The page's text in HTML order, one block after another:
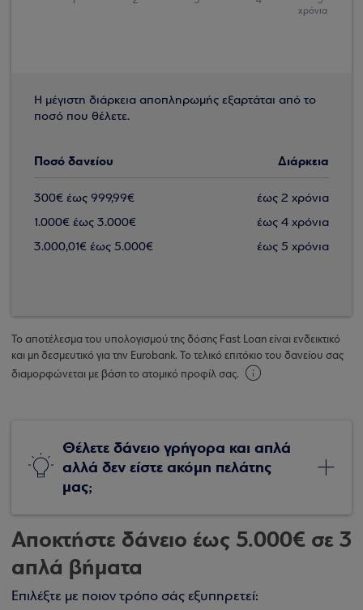
χρόνια
Η μέγιστη διάρκεια αποπληρωμής εξαρτάται από το
ποσό που θέλετε.
Ποσό δανείου Διάρκεια
300€ έως 999,99€
έως 2 χρόνια
1.000€ έως 3.000€
έως 4 χρόνια
3.000,01€ έως 5.000€
έως 5 χρόνια
Το αποτέλεσμα του υπολογισμού της δόσης Fast Loan είναι ενδεικτικό
και μη δεσμευτικό για την Eurobank. Το τελικό επιτόκιο του δανείου σας
διαμορφώνεται με βάση το ατομικό προφίλ σας.
Θέλετε δάνειο γρήγορα και απλά
αλλά δεν είστε ακόμη πελάτης
μας;
Αποκτήστε δάνειο έως 5.000€ σε 3
απλά βήματα
Επιλέξτε με ποιον τρόπο σάς εξυπηρετεί: